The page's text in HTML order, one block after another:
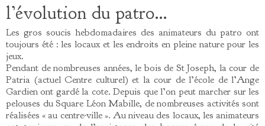
l’évolution du patro…
Les gros soucis hebdomadaires des animateurs du patro ont
toujours été : les locaux et les endroits en pleine nature pour les
jeux.
Pendant de nombreuses années, le bois de St Joseph, la cour de
Patria (actuel Centre culturel) et la cour de l’école de l’Ange
Gardien ont gardé la cote. Depuis que l’on peut marcher sur les
pelouses du Square Léon Mabille, de nombreuses activités sont
réalisées « au centre-ville ». Au niveau des locaux, les animateurs